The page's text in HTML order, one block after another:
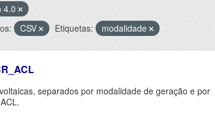
4.0
CSV Etiquetas: modalidade
separados por modalidade de geração e por